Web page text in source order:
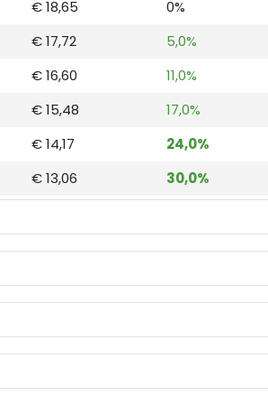
€ 18,65
0%
€ 17,72
5,0%
€ 16,60
11,0%
€ 15,48
17,0%
€ 14,17
24,0%
€ 13,06 30,0%